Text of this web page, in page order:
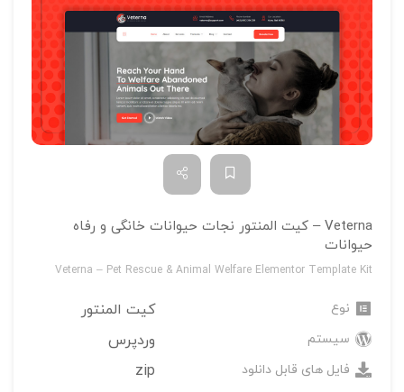
Veterna – کیت المنتور نجات حیوانات خانگی و رفاه
حیوانات
Veterna – Pet Rescue & Animal Welfare Elementor Template Kit
نوع کیت المنتور
سیستم وردپرس
فایل های قابل دانلود zip